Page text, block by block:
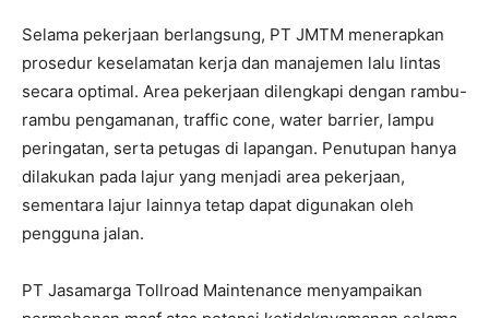
Selama pekerjaan berlangsung, PT JMTM menerapkan
prosedur keselamatan kerja dan manajemen lalu lintas
secara optimal. Area pekerjaan dilengkapi dengan rambu-
rambu pengamanan, traffic cone, water barrier, lampu
peringatan, serta petugas di lapangan. Penutupan hanya
dilakukan pada lajur yang menjadi area pekerjaan,
sementara lajur lainnya tetap dapat digunakan oleh
pengguna jalan.
PT Jasamarga Tollroad Maintenance menyampaikan